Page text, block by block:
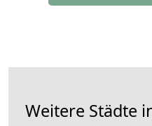
Weitere Städte